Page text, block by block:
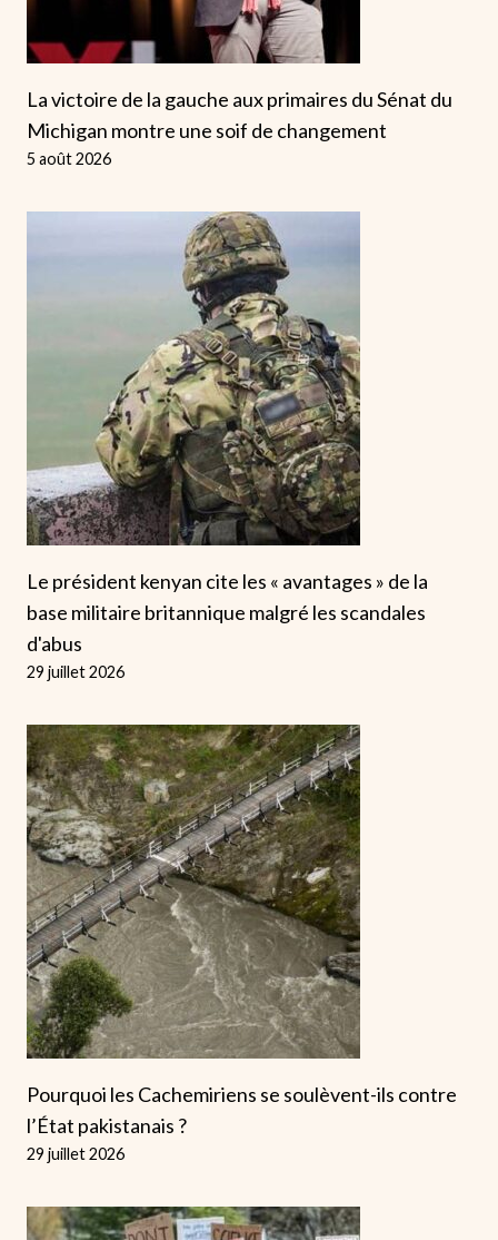
La victoire de la gauche aux primaires du Sénat du
Michigan montre une soif de changement
5 août 2026
Le président kenyan cite les « avantages » de la
base militaire britannique malgré les scandales
d'abus
29 juillet 2026
Pourquoi les Cachemiriens se soulèvent-ils contre
l’État pakistanais ?
29 juillet 2026